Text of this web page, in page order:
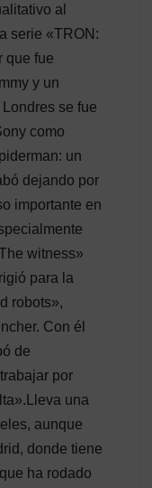
al
serie «TRON:
que fue
y un
se fue
como
un
dejando por
importante en
witness»
para la
robots»,
Con él
de
por
una
aunque
donde tiene
ha rodado